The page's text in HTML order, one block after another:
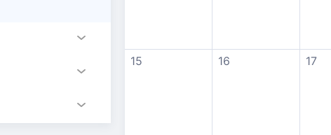
15 16 17